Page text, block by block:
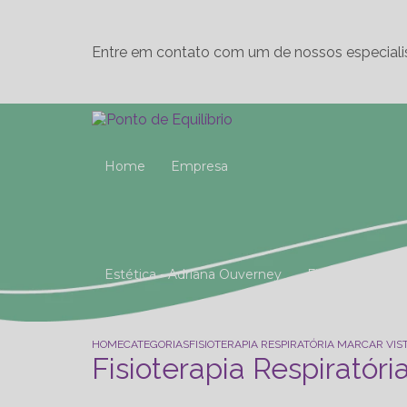
Entre em contato com um de nossos
Home Empresa
Estética - Adriana Ouverney Fisioterapia
HOMECATEGORIASFISIOTERAPIA RESPIRATÓRIA MARCAR
Fisioterapia